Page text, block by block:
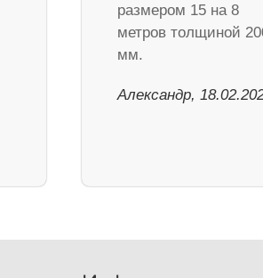
размером 15 на 8
метров толщиной
мм.
Александр,